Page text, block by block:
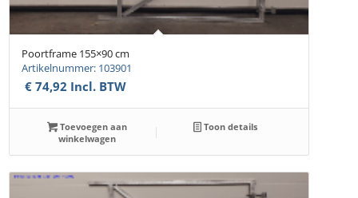
Poortframe 155×90 cm
Artikelnummer: 103901
€ 74,92 Incl. BTW
Toevoegen aan
winkelwagen
Toon details